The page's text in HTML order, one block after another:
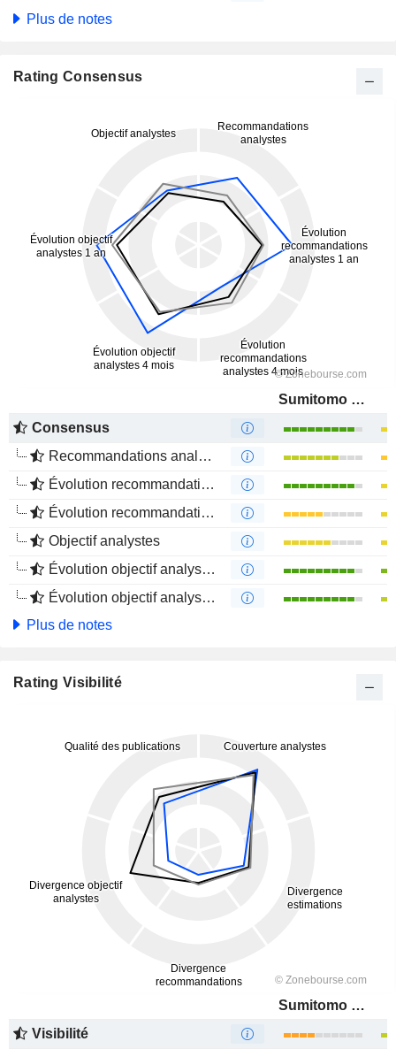
Plus de notes
Rating Consensus
Sumitomo Mitsui Financial Group, Inc.
Consensus
Recommandations analystes
Évolution recommandations analystes 1 an
Évolution recommandations analystes 4 mois
Objectif analystes
Évolution objectif analystes 1 an
Évolution objectif analystes 4 mois
Plus de notes
Rating Visibilité
Sumitomo Mitsui Financial Group, Inc.
Visibilité